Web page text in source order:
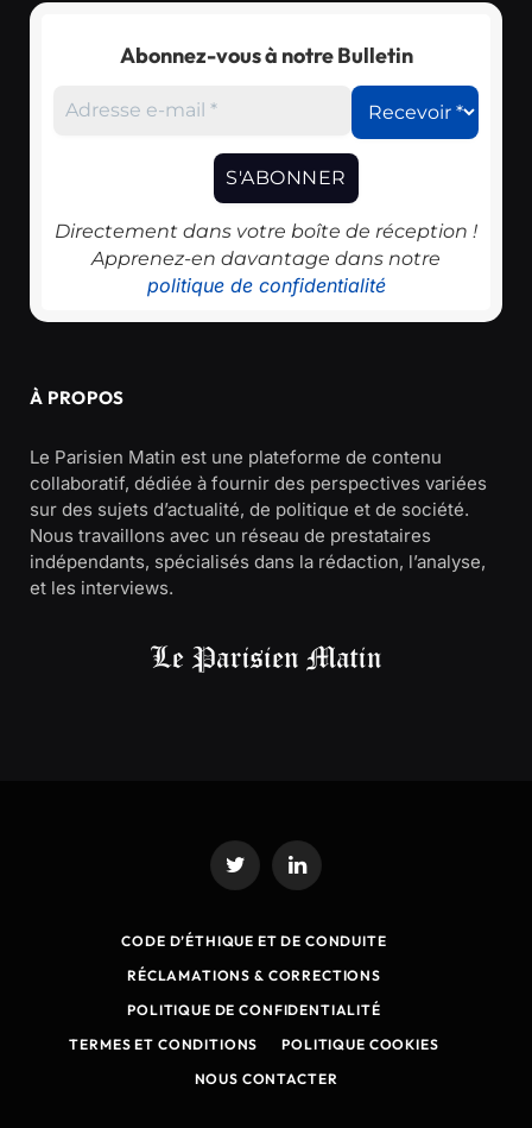
Abonnez-vous à notre Bulletin
Directement dans votre boîte de réception !
Apprenez-en davantage dans notre
politique de confidentialité
À PROPOS
Le Parisien Matin est une plateforme de contenu
collaboratif, dédiée à fournir des perspectives variées
sur des sujets d’actualité, de politique et de société.
Nous travaillons avec un réseau de prestataires
indépendants, spécialisés dans la rédaction, l’analyse,
et les interviews.
Twitter LinkedIn
CODE D’ÉTHIQUE ET DE CONDUITE
RÉCLAMATIONS & CORRECTIONS
POLITIQUE DE CONFIDENTIALITÉ
TERMES ET CONDITIONS
POLITIQUE COOKIES
NOUS CONTACTER